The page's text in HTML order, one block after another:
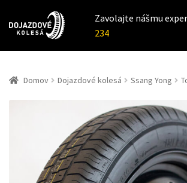
Zavolajte nášmu
234
Domov Dojazdové kolesá Ssang Yong